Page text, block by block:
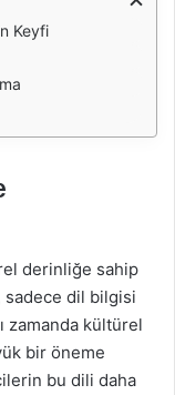
Keyfi
derinliğe sahip
dil bilgisi
zamanda kültürel
bir öneme
bu dili daha